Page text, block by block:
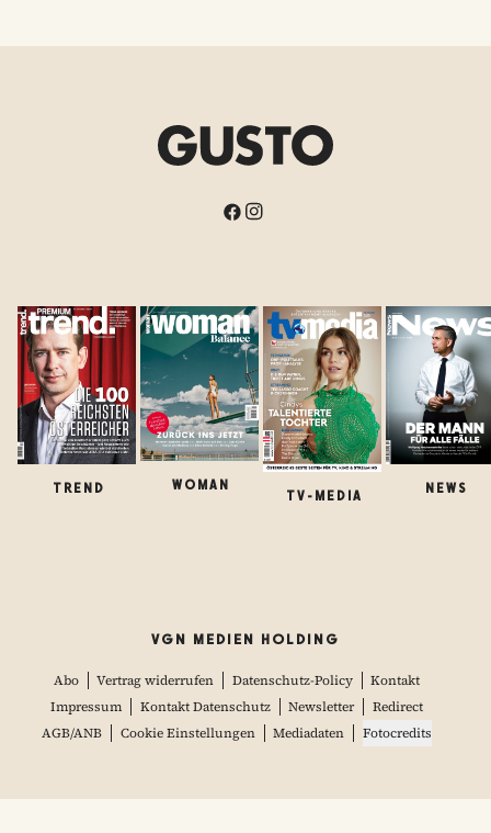
TREND WOMAN
TV-MEDIA
NEWS
VGN MEDIEN HOLDING
Abo Vertrag widerrufen Datenschutz-Policy
Kontakt
Impressum
Kontakt Datenschutz Newsletter
Redirect
AGB/ANB
Cookie Einstellungen Mediadaten Fotocredits